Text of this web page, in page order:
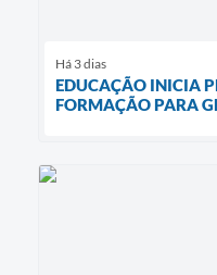
Há 3 dias
EDUCAÇÃO INICIA
FORMAÇÃO PARA